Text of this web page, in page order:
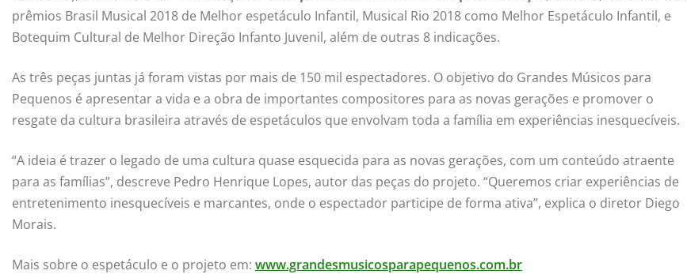
prêmios Brasil Musical 2018 de Melhor espetáculo Infantil, Musical Rio 2018 como Melhor Espetáculo Infantil, e
Botequim Cultural de Melhor Direção Infanto Juvenil, além de outras 8 indicações.
As três peças juntas já foram vistas por mais de 150 mil espectadores. O objetivo do Grandes Músicos para
Pequenos é apresentar a vida e a obra de importantes compositores para as novas gerações e promover o
resgate da cultura brasileira através de espetáculos que envolvam toda a família em experiências inesquecíveis.
“A ideia é trazer o legado de uma cultura quase esquecida para as novas gerações, com um conteúdo atraente
para as famílias”, descreve Pedro Henrique Lopes, autor das peças do projeto. “Queremos criar experiências de
entretenimento inesquecíveis e marcantes, onde o espectador participe de forma ativa”, explica o diretor Diego
Morais.
Mais sobre o espetáculo e o projeto em: www.grandesmusicosparapequenos.com.br